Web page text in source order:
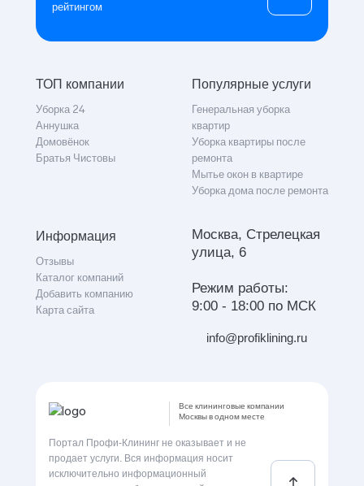
рейтингом
ТОП компании
Уборка 24
Аннушка
Домовёнок
Братья Чистовы
Популярные услуги
Генеральная уборка
квартир
Уборка квартиры после
ремонта
Мытье окон в квартире
Уборка дома после ремонта
Информация
Отзывы
Каталог компаний
Добавить компанию
Карта сайта
Москва, Стрелецкая
улица, 6
Режим работы:
9:00 - 18:00 по МСК
info@profiklining.ru
Все клининговые компании
Москвы в одном месте
Портал Профи-Клининг не оказывает и не
продает услуги. Вся информация носит
исключительно информационный